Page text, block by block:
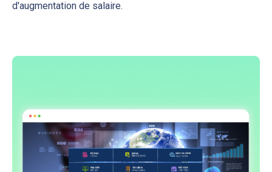
d'augmentation de salaire.